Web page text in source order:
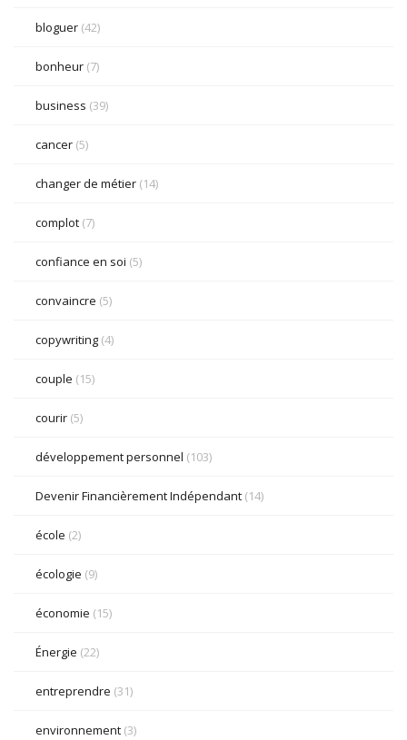
bloguer (42)
bonheur (7)
business (39)
cancer (5)
changer de métier (14)
complot (7)
confiance en soi (5)
convaincre (5)
copywriting (4)
couple (15)
courir (5)
développement personnel (103)
Devenir Financièrement Indépendant (14)
école (2)
écologie (9)
économie (15)
Énergie (22)
entreprendre (31)
environnement (3)